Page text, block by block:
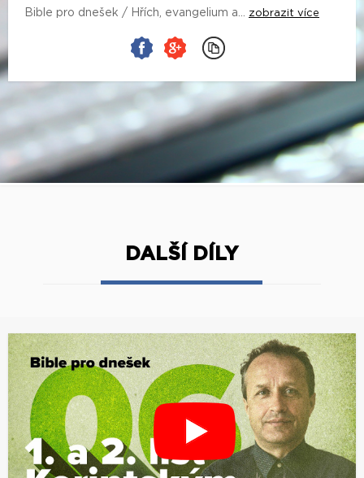
Bible pro dnešek / Hřích, evangelium a... zobrazit více
DALŠÍ DÍLY